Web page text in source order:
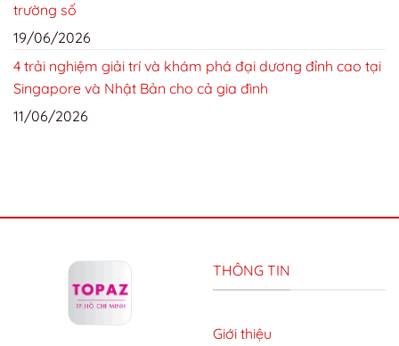
trường số
19/06/2026
4 trải nghiệm giải trí và khám phá đại dương đỉnh cao tại
Singapore và Nhật Bản cho cả gia đình
11/06/2026
THÔNG TIN
Giới thiệu